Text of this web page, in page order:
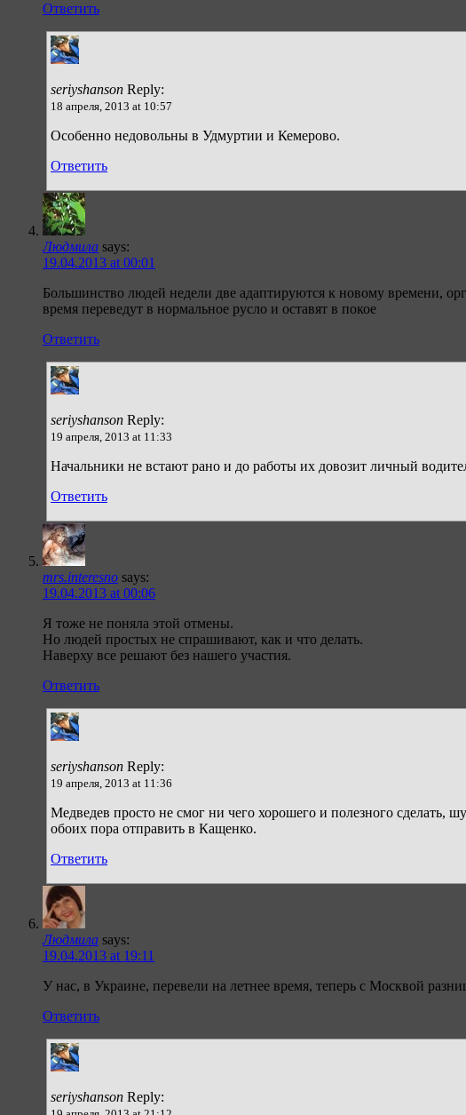
Ответить
seriyshanson Reply:
18 апреля, 2013 at 10:57
Особенно недовольны в Удмуртии и Кемерово.
Ответить
Людмила says:
19.04.2013 at 00:01
Большинство людей недели две адаптируются к новому времени,
время переведут в нормальное русло и оставят в покое
Ответить
seriyshanson Reply:
19 апреля, 2013 at 11:33
Начальники не встают рано и до работы их довозит личный
Ответить
mrs.interesno says:
19.04.2013 at 00:06
Я тоже не поняла этой отмены.
Но людей простых не спрашивают, как и что делать.
Наверху все решают без нашего участия.
Ответить
seriyshanson Reply:
19 апреля, 2013 at 11:36
Медведев просто не смог ни чего хорошего и полезного
обоих пора отправить в Кащенко.
Ответить
Людмила says:
19.04.2013 at 19:11
У нас, в Украине, перевели на летнее время, теперь с Москвой
Ответить
seriyshanson Reply: